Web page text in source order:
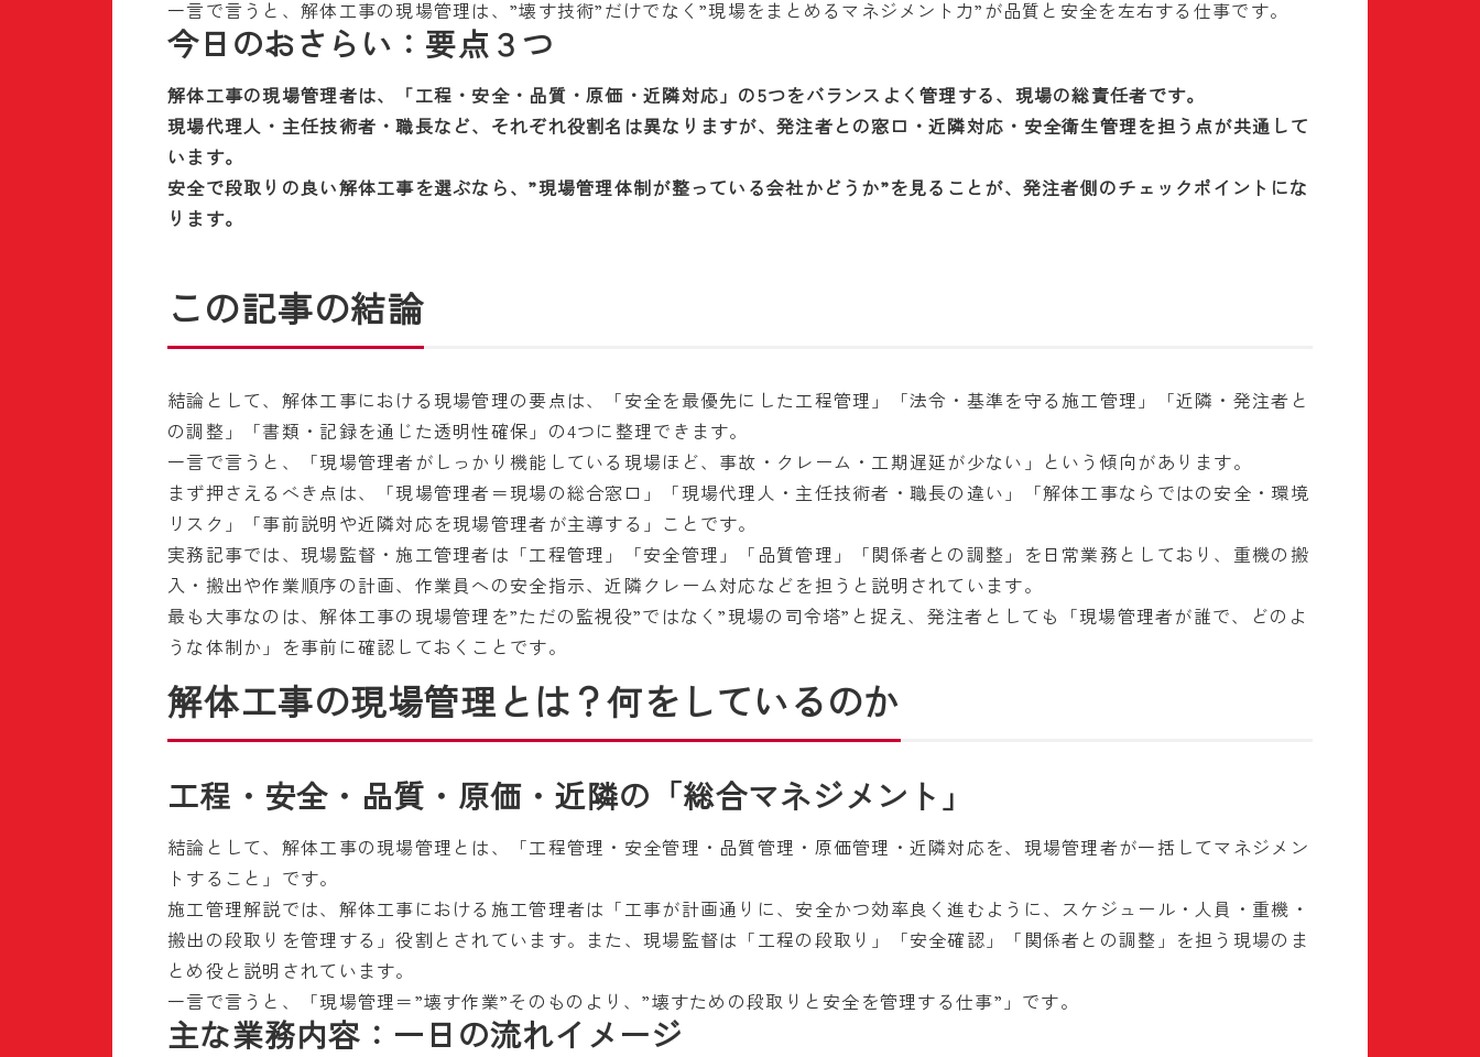
一言で言うと、解体工事の現場管理は、”壊す技術”だけでなく”現場をまとめるマネジメント力”が品質と安全を左右する仕事です。
今日のおさらい：要点３つ
解体工事の現場管理者は、「工程・安全・品質・原価・近隣対応」の5つをバランスよく管理する、現場の総責任者です。
現場代理人・主任技術者・職長など、それぞれ役割名は異なりますが、発注者との窓口・近隣対応・安全衛生管理を担う点が共通して
います。
安全で段取りの良い解体工事を選ぶなら、”現場管理体制が整っている会社かどうか”を見ることが、発注者側のチェックポイントにな
ります。
この記事の結論
結論として、解体工事における現場管理の要点は、「安全を最優先にした工程管理」「法令・基準を守る施工管理」「近隣・発注者と
の調整」「書類・記録を通じた透明性確保」の4つに整理できます。
一言で言うと、「現場管理者がしっかり機能している現場ほど、事故・クレーム・工期遅延が少ない」という傾向があります。
まず押さえるべき点は、「現場管理者＝現場の総合窓口」「現場代理人・主任技術者・職長の違い」「解体工事ならではの安全・環境
リスク」「事前説明や近隣対応を現場管理者が主導する」ことです。
実務記事では、現場監督・施工管理者は「工程管理」「安全管理」「品質管理」「関係者との調整」を日常業務としており、重機の搬
入・搬出や作業順序の計画、作業員への安全指示、近隣クレーム対応などを担うと説明されています。
最も大事なのは、解体工事の現場管理を”ただの監視役”ではなく”現場の司令塔”と捉え、発注者としても「現場管理者が誰で、どのよ
うな体制か」を事前に確認しておくことです。
解体工事の現場管理とは？何をしているのか
工程・安全・品質・原価・近隣の「総合マネジメント」
結論として、解体工事の現場管理とは、「工程管理・安全管理・品質管理・原価管理・近隣対応を、現場管理者が一括してマネジメン
トすること」です。
施工管理解説では、解体工事における施工管理者は「工事が計画通りに、安全かつ効率良く進むように、スケジュール・人員・重機・
搬出の段取りを管理する」役割とされています。また、現場監督は「工程の段取り」「安全確認」「関係者との調整」を担う現場のま
とめ役と説明されています。
一言で言うと、「現場管理＝”壊す作業”そのものより、”壊すための段取りと安全を管理する仕事”」です。
主な業務内容：一日の流れイメージ